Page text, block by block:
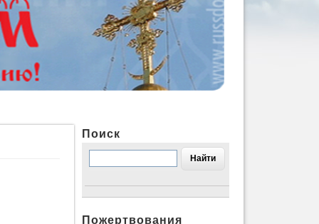
Поиск
Пожертвования